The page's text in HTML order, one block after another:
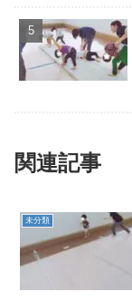
関連記事
未分類